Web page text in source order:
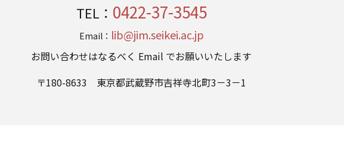
TEL： 0422-37-3545
Email： lib@jim.seikei.ac.jp
お問い合わせはなるべく Email でお願いいたします
〒180-8633 東京都武蔵野市吉祥寺北町3－3－1